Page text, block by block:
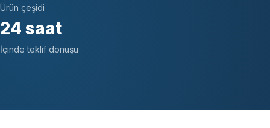
Ürün çeşidi
24 saat
İçinde teklif dönüşü